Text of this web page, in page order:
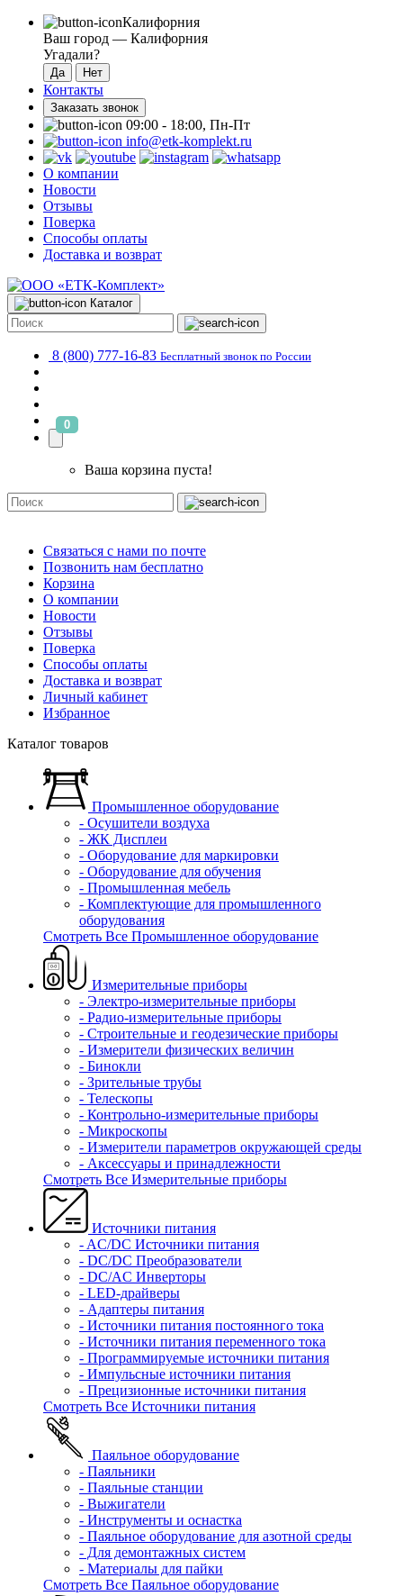
Калифорния
Ваш город — Калифорния
Угадали?
Контакты
Заказать звонок
09:00 - 18:00, Пн-Пт
info@etk-komplekt.ru
О компании
Новости
Отзывы
Поверка
Способы оплаты
Доставка и возврат
Каталог
8 (800) 777-16-83 Бесплатный звонок по России
0
Ваша корзина пуста!
Связаться с нами по почте
Позвонить нам бесплатно
Корзина
О компании
Новости
Отзывы
Поверка
Способы оплаты
Доставка и возврат
Личный кабинет
Избранное
Каталог товаров
Промышленное оборудование
- Осушители воздуха
- ЖК Дисплеи
- Оборудование для маркировки
- Оборудование для обучения
- Промышленная мебель
- Комплектующие для промышленного
оборудования
Смотреть Все Промышленное оборудование
Измерительные приборы
- Электро-измерительные приборы
- Радио-измерительные приборы
- Строительные и геодезические приборы
- Измерители физических величин
- Бинокли
- Зрительные трубы
- Телескопы
- Контрольно-измерительные приборы
- Микроскопы
- Измерители параметров окружающей среды
- Аксессуары и принадлежности
Смотреть Все Измерительные приборы
Источники питания
- AC/DC Источники питания
- DC/DC Преобразователи
- DC/AC Инверторы
- LED-драйверы
- Адаптеры питания
- Источники питания постоянного тока
- Источники питания переменного тока
- Программируемые источники питания
- Импульсные источники питания
- Прецизионные источники питания
Смотреть Все Источники питания
Паяльное оборудование
- Паяльники
- Паяльные станции
- Выжигатели
- Инструменты и оснастка
- Паяльное оборудование для азотной среды
- Для демонтажных систем
- Материалы для пайки
Смотреть Все Паяльное оборудование